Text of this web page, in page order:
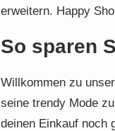
erweitern. Happy
So sparen
Willkommen zu
seine trendy Mode
deinen Einkauf noch